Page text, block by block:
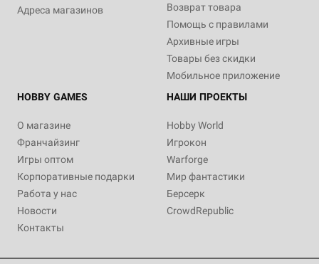
Адреса магазинов
Возврат товара
Помощь с правилами
Архивные игры
Товары без скидки
Мобильное приложение
HOBBY GAMES
О магазине
Франчайзинг
Игры оптом
Корпоративные подарки
Работа у нас
Новости
Контакты
НАШИ ПРОЕКТЫ
Hobby World
Игрокон
Warforge
Мир фантастики
Берсерк
CrowdRepublic